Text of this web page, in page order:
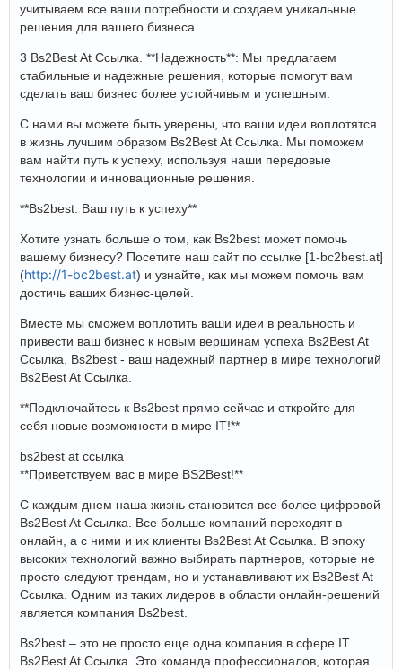
учитываем все ваши потребности и создаем уникальные
решения для вашего бизнеса.
3 Bs2Best At Ссылка. **Надежность**: Мы предлагаем
стабильные и надежные решения, которые помогут вам
сделать ваш бизнес более устойчивым и успешным.
С нами вы можете быть уверены, что ваши идеи воплотятся
в жизнь лучшим образом Bs2Best At Ссылка. Мы поможем
вам найти путь к успеху, используя наши передовые
технологии и инновационные решения.
**Bs2best: Ваш путь к успеху**
Хотите узнать больше о том, как Bs2best может помочь
вашему бизнесу? Посетите наш сайт по ссылке [1-bc2best.at]
(http://1-bc2best.at) и узнайте, как мы можем помочь вам
достичь ваших бизнес-целей.
Вместе мы сможем воплотить ваши идеи в реальность и
привести ваш бизнес к новым вершинам успеха Bs2Best At
Ссылка. Bs2best - ваш надежный партнер в мире технологий
Bs2Best At Ссылка.
**Подключайтесь к Bs2best прямо сейчас и откройте для
себя новые возможности в мире IT!**
bs2best at ссылка
**Приветствуем вас в мире BS2Best!**
С каждым днем наша жизнь становится все более цифровой
Bs2Best At Ссылка. Все больше компаний переходят в
онлайн, а с ними и их клиенты Bs2Best At Ссылка. В эпоху
высоких технологий важно выбирать партнеров, которые не
просто следуют трендам, но и устанавливают их Bs2Best At
Ссылка. Одним из таких лидеров в области онлайн-решений
является компания Bs2best.
Bs2best – это не просто еще одна компания в сфере IT
Bs2Best At Ссылка. Это команда профессионалов, которая